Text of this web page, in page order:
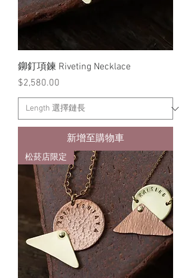
鉚釘項鍊 Riveting Necklace
價格
$2,580.00
新增至購物車
松菸店限定